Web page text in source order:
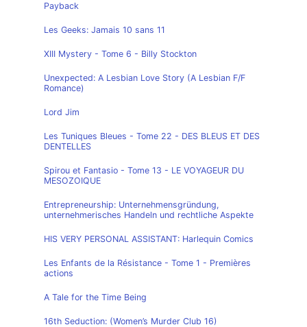
Payback
Les Geeks: Jamais 10 sans 11
XIII Mystery - Tome 6 - Billy Stockton
Unexpected: A Lesbian Love Story (A Lesbian F/F
Romance)
Lord Jim
Les Tuniques Bleues - Tome 22 - DES BLEUS ET DES
DENTELLES
Spirou et Fantasio - Tome 13 - LE VOYAGEUR DU
MESOZOIQUE
Entrepreneurship: Unternehmensgründung,
unternehmerisches Handeln und rechtliche Aspekte
HIS VERY PERSONAL ASSISTANT: Harlequin Comics
Les Enfants de la Résistance - Tome 1 - Premières
actions
A Tale for the Time Being
16th Seduction: (Women’s Murder Club 16)